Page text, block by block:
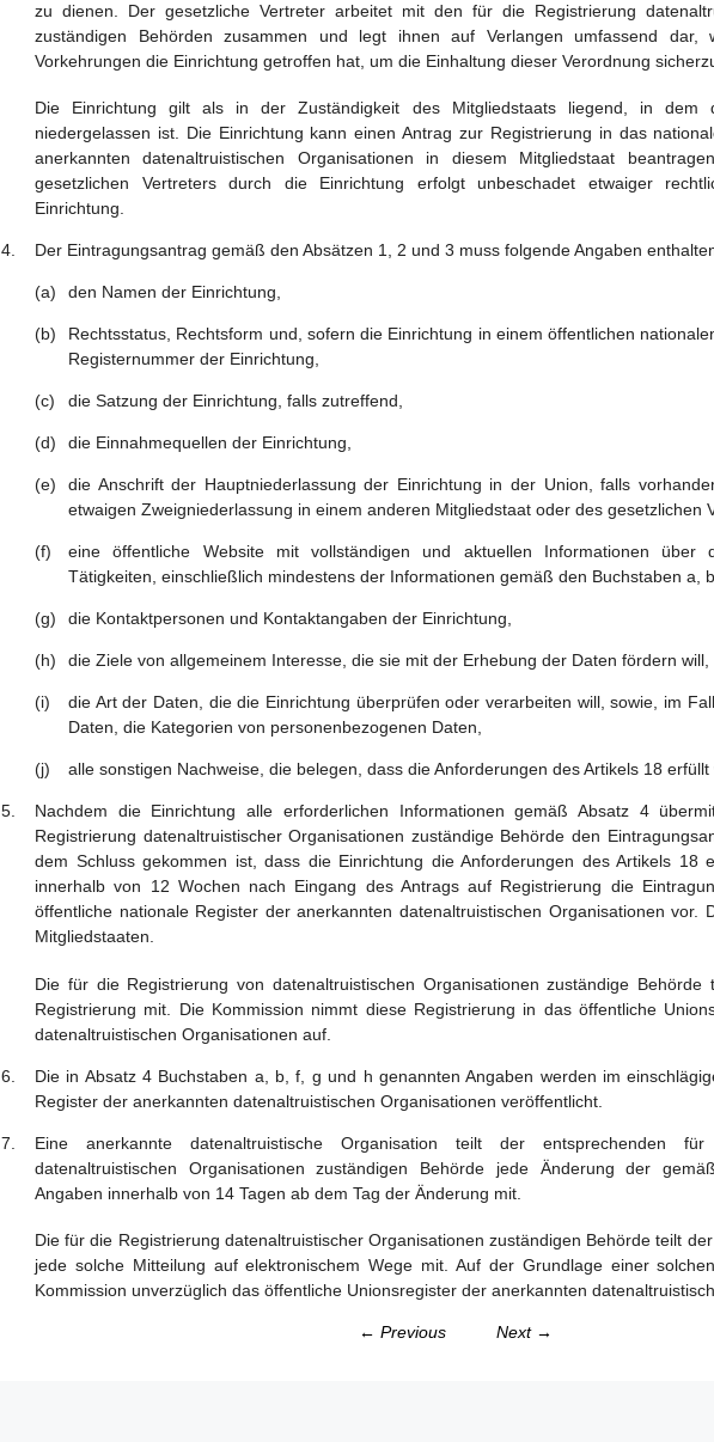
zu dienen. Der gesetzliche Vertreter arbeitet mit den für die Registrierung
zuständigen Behörden zusammen und legt ihnen auf Verlangen umfassend dar,
Vorkehrungen die Einrichtung getroffen hat, um die Einhaltung dieser Verordnung
Die Einrichtung gilt als in der Zuständigkeit des Mitgliedstaats liegend, in dem
niedergelassen ist. Die Einrichtung kann einen Antrag zur Registrierung in das
anerkannten datenaltruistischen Organisationen in diesem Mitgliedstaat
gesetzlichen Vertreters durch die Einrichtung erfolgt unbeschadet etwaiger
Einrichtung.
Der Eintragungsantrag gemäß den Absätzen 1, 2 und 3 muss folgende Angaben
den Namen der Einrichtung,
Rechtsstatus, Rechtsform und, sofern die Einrichtung in einem öffentlichen
Registernummer der Einrichtung,
die Satzung der Einrichtung, falls zutreffend,
die Einnahmequellen der Einrichtung,
die Anschrift der Hauptniederlassung der Einrichtung in der Union, falls
etwaigen Zweigniederlassung in einem anderen Mitgliedstaat oder des gesetzlichen
eine öffentliche Website mit vollständigen und aktuellen Informationen über
Tätigkeiten, einschließlich mindestens der Informationen gemäß den Buchstaben a,
die Kontaktpersonen und Kontaktangaben der Einrichtung,
die Ziele von allgemeinem Interesse, die sie mit der Erhebung der Daten fördern will,
die Art der Daten, die die Einrichtung überprüfen oder verarbeiten will, sowie, im
Daten, die Kategorien von personenbezogenen Daten,
alle sonstigen Nachweise, die belegen, dass die Anforderungen des Artikels 18 erfüllt
Nachdem die Einrichtung alle erforderlichen Informationen gemäß Absatz 4
Registrierung datenaltruistischer Organisationen zuständige Behörde den
dem Schluss gekommen ist, dass die Einrichtung die Anforderungen des Artikels 18
innerhalb von 12 Wochen nach Eingang des Antrags auf Registrierung die
öffentliche nationale Register der anerkannten datenaltruistischen Organisationen vor.
Mitgliedstaaten.
Die für die Registrierung von datenaltruistischen Organisationen zuständige Behörde
Registrierung mit. Die Kommission nimmt diese Registrierung in das öffentliche
datenaltruistischen Organisationen auf.
Die in Absatz 4 Buchstaben a, b, f, g und h genannten Angaben werden im
Register der anerkannten datenaltruistischen Organisationen veröffentlicht.
Eine anerkannte datenaltruistische Organisation teilt der entsprechenden
datenaltruistischen Organisationen zuständigen Behörde jede Änderung der
Angaben innerhalb von 14 Tagen ab dem Tag der Änderung mit.
Die für die Registrierung datenaltruistischer Organisationen zuständigen Behörde teilt
jede solche Mitteilung auf elektronischem Wege mit. Auf der Grundlage einer
Kommission unverzüglich das öffentliche Unionsregister der anerkannten
← Previous Next →